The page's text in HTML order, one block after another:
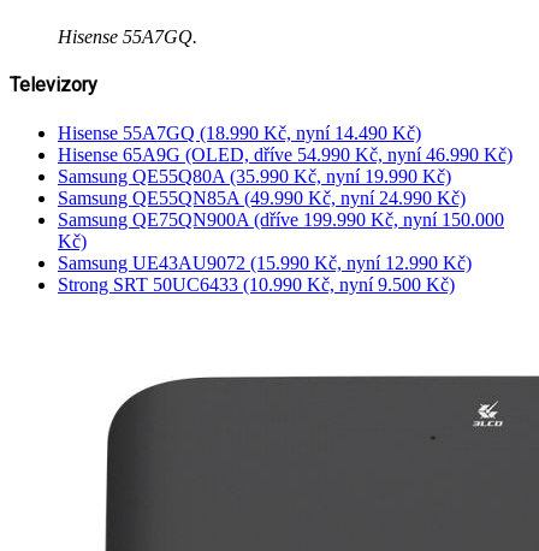
Hisense 55A7GQ.
Televizory
Hisense 55A7GQ (18.990 Kč, nyní 14.490 Kč)
Hisense 65A9G (OLED, dříve 54.990 Kč, nyní 46.990 Kč)
Samsung QE55Q80A (35.990 Kč, nyní 19.990 Kč)
Samsung QE55QN85A (49.990 Kč, nyní 24.990 Kč)
Samsung QE75QN900A (dříve 199.990 Kč, nyní 150.000
Kč)
Samsung UE43AU9072 (15.990 Kč, nyní 12.990 Kč)
Strong SRT 50UC6433 (10.990 Kč, nyní 9.500 Kč)